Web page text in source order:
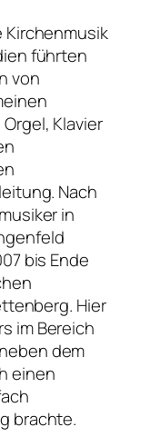
Kirchenmusik
führten
von
Klavier
Nach
in
bis Ende
Hier
im Bereich
dem
einen
brachte.